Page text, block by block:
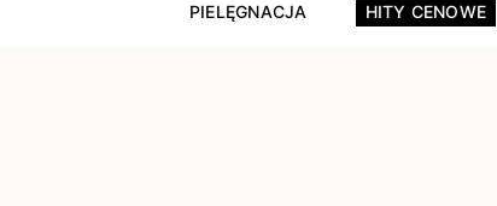
PIELĘGNACJA HITY CENOWE